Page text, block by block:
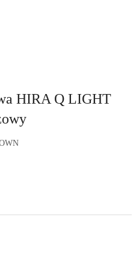
HIRA Q LIGHT